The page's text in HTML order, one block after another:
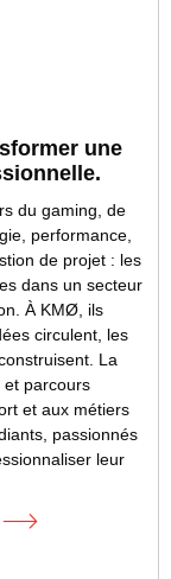
une
du gaming, de
performance,
de projet : les
dans un secteur
À KMØ, ils
circulent, les
La
et parcours
et aux métiers
passionnés
leur